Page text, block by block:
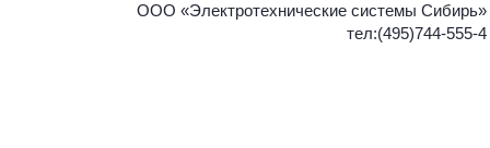
ООО «Электротехнические системы Сибирь»
тел:(495)744-555-4